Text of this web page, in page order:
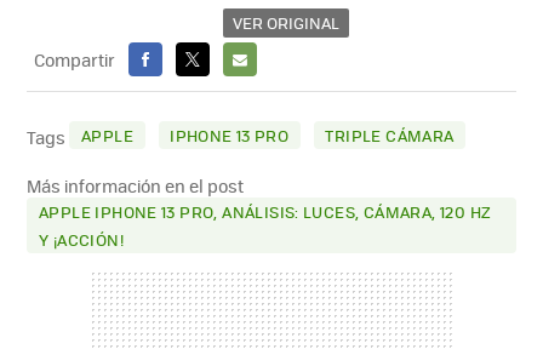
VER ORIGINAL
Compartir
FACEBOOK
X
E-
MAIL
Tags APPLE IPHONE 13 PRO TRIPLE CÁMARA
Más información en el post
APPLE IPHONE 13 PRO, ANÁLISIS: LUCES, CÁMARA, 120 HZ
Y ¡ACCIÓN!